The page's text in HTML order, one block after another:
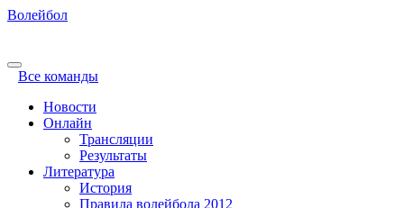
Волейбол
Все команды
Новости
Онлайн
Трансляции
Результаты
Литература
История
Правила волейбола 2012